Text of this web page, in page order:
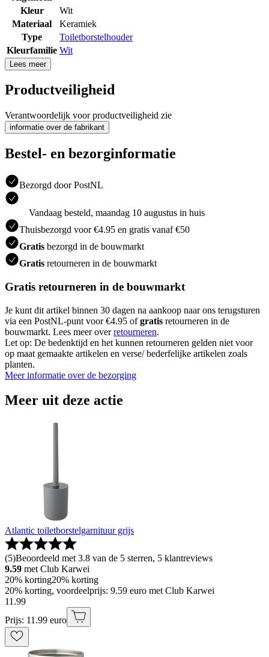
Kleur
Wit
Materiaal
Keramiek
Type
Toiletborstelhouder
Kleurfamilie Wit
Lees meer
Productveiligheid
Verantwoordelijk voor productveiligheid zie
informatie over de fabrikant
Bestel- en bezorginformatie
Bezorgd door PostNL
Vandaag besteld, maandag 10 augustus in huis
Thuisbezorgd voor €4.95 en gratis vanaf €50
Gratis bezorgd in de bouwmarkt
Gratis retourneren in de bouwmarkt
Gratis retourneren in de bouwmarkt
Je kunt dit artikel binnen 30 dagen na aankoop naar ons terugsturen
via een PostNL-punt voor €4.95 ofgratis retourneren in de
bouwmarkt. Lees meer overretourneren.
Let op: De bedenktijd en het kunnen retourneren gelden niet voor
op maat gemaakte artikelen en verse/ bederfelijke artikelen zoals
planten.
Meer informatie over de bezorging
Meer uit deze actie
Atlantic toiletborstelgarnituur grijs
(5)Beoordeeld met 3.8 van de 5 sterren, 5 klantreviews
9.59 met Club Karwei
20% korting20% korting
20% korting, voordeelprijs: 9.59 euro met Club Karwei
11 .99
Prijs: 11.99 euro